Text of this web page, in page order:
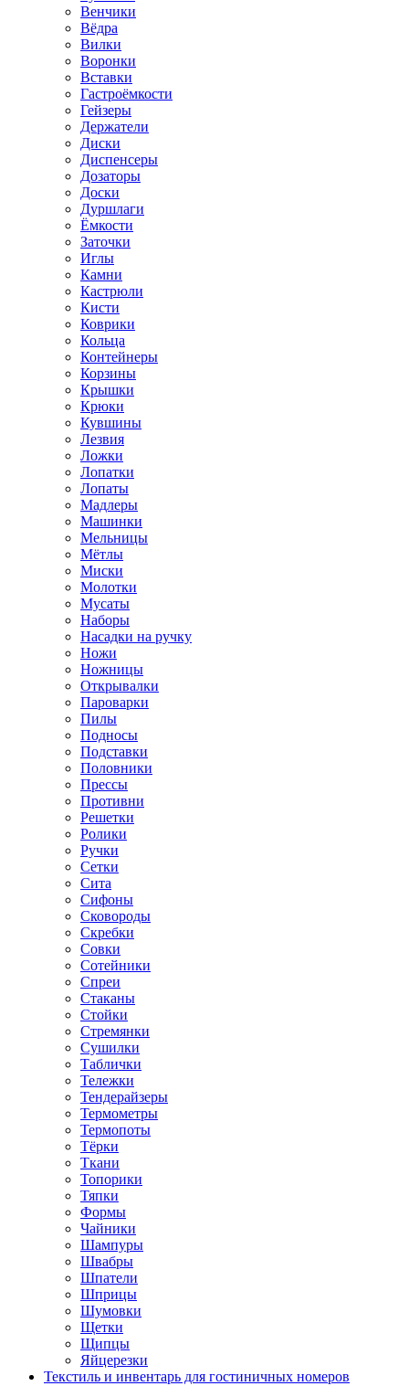
Венчики
Вёдра
Вилки
Воронки
Вставки
Гастроёмкости
Гейзеры
Держатели
Диски
Диспенсеры
Дозаторы
Доски
Дуршлаги
Ёмкости
Заточки
Иглы
Камни
Кастрюли
Кисти
Коврики
Кольца
Контейнеры
Корзины
Крышки
Крюки
Кувшины
Лезвия
Ложки
Лопатки
Лопаты
Мадлеры
Машинки
Мельницы
Мётлы
Миски
Молотки
Мусаты
Наборы
Насадки на ручку
Ножи
Ножницы
Открывалки
Пароварки
Пилы
Подносы
Подставки
Половники
Прессы
Противни
Решетки
Ролики
Ручки
Сетки
Сита
Сифоны
Сковороды
Скребки
Совки
Сотейники
Спреи
Стаканы
Стойки
Стремянки
Сушилки
Таблички
Тележки
Тендерайзеры
Термометры
Термопоты
Тёрки
Ткани
Топорики
Тяпки
Формы
Чайники
Шампуры
Швабры
Шпатели
Шприцы
Шумовки
Щетки
Щипцы
Яйцерезки
Текстиль и инвентарь для гостиничных номеров